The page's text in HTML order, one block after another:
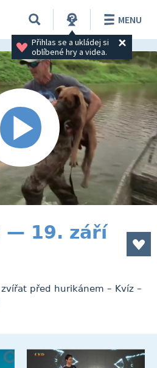
Přihlas se a ukládej si
oblíbené hry a videa.
MENU
— 19. září
před hurikánem – Kvíz –